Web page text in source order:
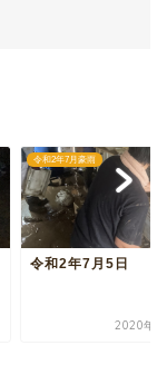
令和2年7月豪雨
令和2年7月5日
2020年7